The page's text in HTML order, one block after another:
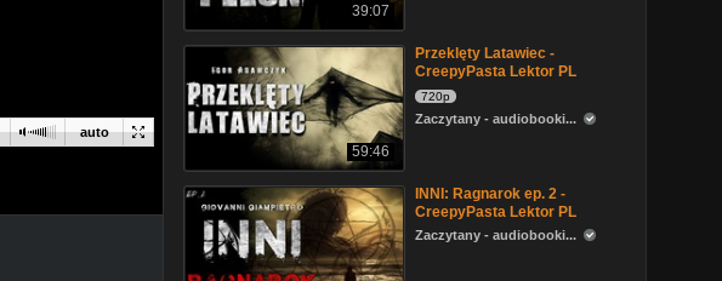
auto
39:07
59:46
Przeklęty Latawiec -
CreepyPasta Lektor PL
720p
Zaczytany - audiobooki...
INNI: Ragnarok ep. 2 -
CreepyPasta Lektor PL
Zaczytany - audiobooki...